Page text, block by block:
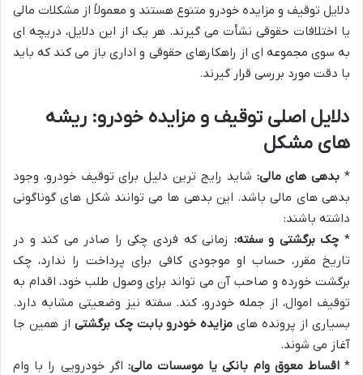
دلایل توقیف و مزایده خودرو متنوع هستند و معمولاً از مشکلات مالی
یا اختلافات حقوقی نشأت می گیرند. هر یک از این دلایل، دریچه ای
به سوی مجموعه ای از راهکارهای حقوقی و اداری باز می کند که باید
با دقت مورد بررسی قرار گیرند.
دلایل اصلی توقیف و مزایده خودرو: ریشه
های مشکل
* بدهی های مالی: شاید رایج ترین دلیل برای توقیف خودرو، وجود
بدهی های مالی باشد. این بدهی ها می توانند شکل های گوناگونی
داشته باشند:
* چک برگشتی و سفته: زمانی که فردی چکی را صادر می کند و در
تاریخ مقرر، حساب او موجودی کافی برای پرداخت را ندارد، چک
برگشت خورده و صاحب آن می تواند برای وصول طلب خود، اقدام به
توقیف اموال، از جمله خودرو، کند. سفته نیز وضعیتی مشابه دارد.
بسیاری از پرونده های مزایده خودرو بابت چک برگشتی از همین جا
آغاز می شوند.
*اقساط معوق وام بانکی یا موسسات مالی: اگر خودرویی را با وام